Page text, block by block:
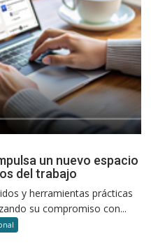
un nuevo espacio
del trabajo
y herramientas prácticas
su compromiso con...